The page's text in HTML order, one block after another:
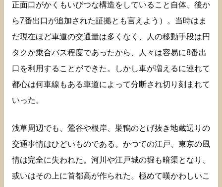
正面口がかくもいびつな構造をしていること自体、後か
ら7番出口が追加された証拠とも言えよう）。当時はま
だ現在ほど車道の交通量は多くなく、人の移動手段は円
タクか乗合バス程度であったから、人々は容易に8番出
口を利用することができた。しかし車が増えるに連れて
都心は何車線もある車道によって分断され切り刻まれて
いった。
浅草周辺でも、鶯谷や根岸、巣鴨のとげ抜き地蔵辺りの
交通事情はひどいものである。かつての江戸、東京の風
情は完全に失われた。河川や江戸城の堀も暗渠となり、
或いはその上に首都高が作られた。極めて嘆かわしいこ